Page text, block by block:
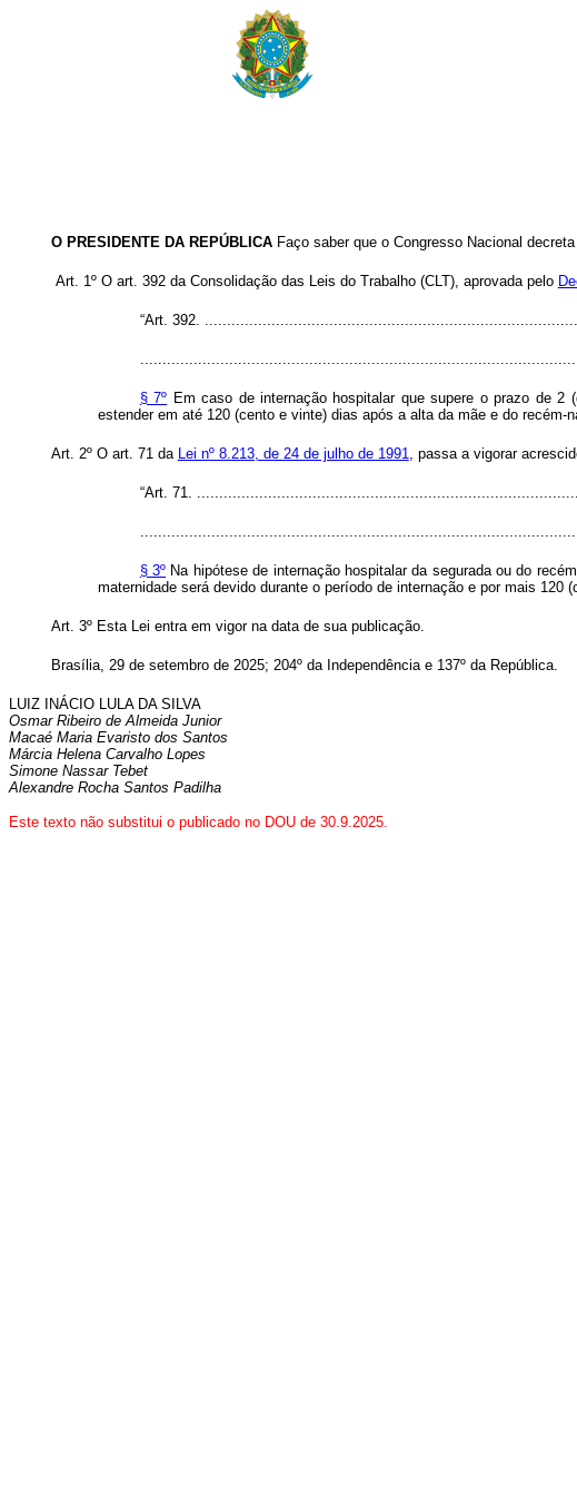
O PRESIDENTE DA REPÚBLICAFaço saber que o Congresso Nacional
Art. 1º O art. 392 da Consolidação das Leis do Trabalho (CLT), aprovada pelo
“Art. 392.
§ 7º Em caso de internação hospitalar que supere o prazo de
estender em até 120 (cento e vinte) dias após a alta da mãe e do recém-
Art. 2º O art. 71 da Lei nº 8.213, de 24 de julho de 1991, passa a vigorar
“Art. 71.
§ 3º Na hipótese de internação hospitalar da segurada ou do
maternidade será devido durante o período de internação e por mais
Art. 3º Esta Lei entra em vigor na data de sua publicação.
Brasília, 29 de setembro de 2025; 204º da Independência e 137º da República.
LUIZ INÁCIO LULA DA SILVA
Osmar Ribeiro de Almeida Junior
Macaé Maria Evaristo dos Santos
Márcia Helena Carvalho Lopes
Simone Nassar Tebet
Alexandre Rocha Santos Padilha
Este texto não substitui o publicado no DOU de 30.9.2025.